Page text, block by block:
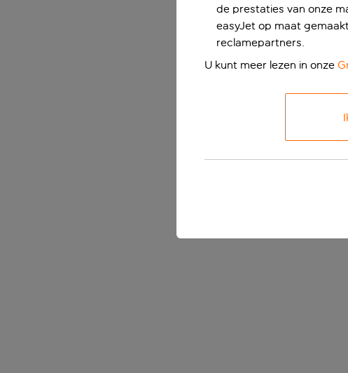
de prestaties van onze
easyJet op maat
reclamepartners.
U kunt meer lezen in onze